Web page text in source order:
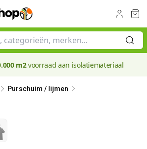
m2voorraad aan isolatiemateriaal
Purschuim / lijmen